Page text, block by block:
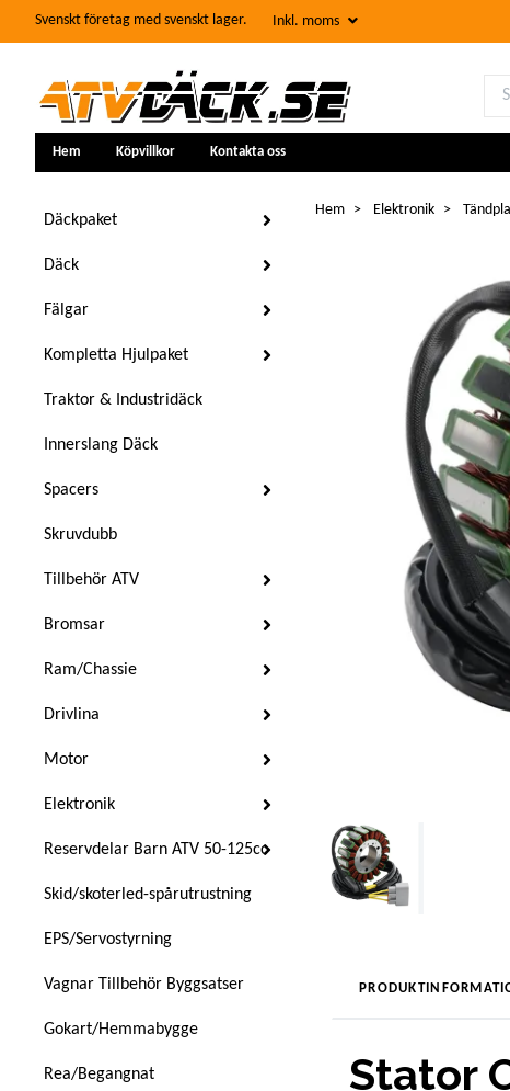
Svenskt företag med svenskt lager. Inkl. moms
Hem Köpvillkor Kontakta oss
Däckpaket
Däck
Fälgar
Kompletta Hjulpaket
Traktor & Industridäck
Innerslang Däck
Spacers
Skruvdubb
Tillbehör ATV
Bromsar
Ram/Chassie
Drivlina
Motor
Elektronik
Reservdelar Barn ATV 50-125cc
Skid/skoterled-spårutrustning
EPS/Servostyrning
Vagnar Tillbehör Byggsatser
Gokart/Hemmabygge
Rea/Begangnat
Hem Elektronik
Stator